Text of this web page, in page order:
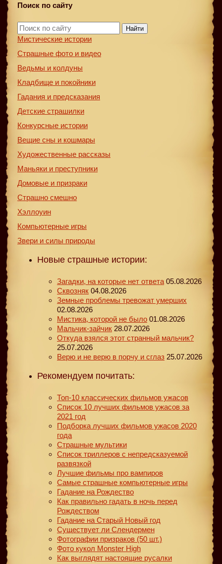
Поиск по сайту
Найти
Мистические истории
Страшные фото и видео
Ведьмы и колдуны
Кладбище и покойники
Гадания и предсказания
Детские страшилки
Конкурсные истории
Вещие сны и кошмары
Художественные рассказы
Маньяки и преступники
Домовые и призраки
Страшно смешно
Хэллоуин
Компьютерные игры
Звери и силы природы
Новые страшные истории:
Загадки, на которые нет ответа 05.08.2026
Сквозняк 04.08.2026
Земные проблемы тревожат умерших
02.08.2026
Мистика, которой не было 01.08.2026
Мальчик-зайчик 28.07.2026
Откуда взялся этот странный мальчик?
25.07.2026
Верю и не верю в порчу и сглаз 25.07.2026
Рекомендуем почитать:
Топ-10 классических фильмов ужасов
Список 10 лучших фильмов ужасов за
2021 год
Подборка лучших фильмов ужасов 2020
года
Страшные мультики
Список триллеров с непредсказуемой
развязкой
Лучшие фильмы про вампиров
Самые страшные компьютерные игры
Гадание на Рождество
Как правильно гадать в ночь перед
Рождеством
Гадание на Старый Новый год
Существует ли Слендермен
Фотографии призраков (50 шт.)
Фото кукол Monster High
Как выглядят настоящие русалки